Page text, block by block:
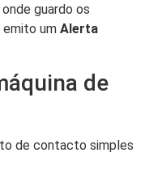
guardo os
emito um Alerta
de
de contacto simples